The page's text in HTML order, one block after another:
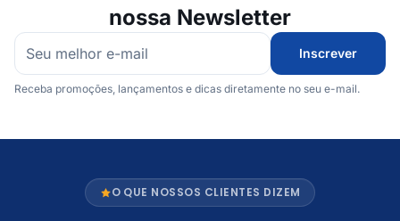
nossa Newsletter
Inscrever
Receba promoções, lançamentos e dicas diretamente no seu e-mail.
O QUE NOSSOS CLIENTES DIZEM